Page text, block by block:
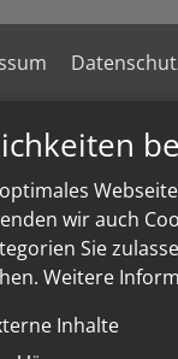
wir auch
Sie
Weitere
Inhalte